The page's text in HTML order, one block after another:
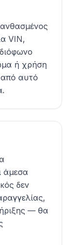
VIN,
ή χρήση
αυτό
άμεσα
δεν
— θα